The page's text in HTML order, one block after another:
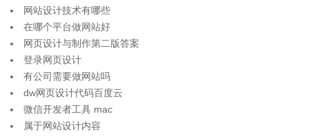
网站设计技术有哪些
在哪个平台做网站好
网页设计与制作第二版答案
登录网页设计
有公司需要做网站吗
dw网页设计代码百度云
微信开发者工具 mac
属于网站设计内容